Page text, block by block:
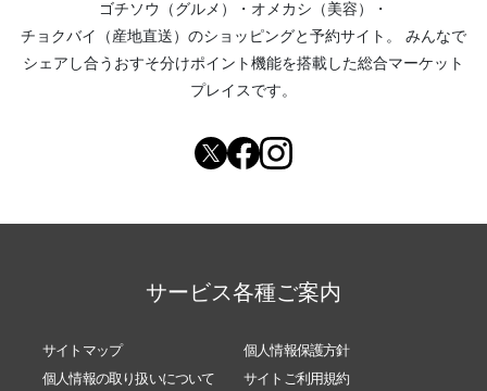
ゴチソウ（グルメ）
・ オメカシ（美容）
・
チョクバイ（産地直送） のショッピングと予約サイト。
みんなで
シェアし合う おすそ分けポイント機能を搭載した総合マーケット
プレイスです。
サービス各種ご案内
サイトマップ
個人情報保護方針
個人情報の取り扱いについて
サイトご利用規約